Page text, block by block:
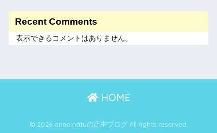
Recent Comments
表示できるコメントはありません。
HOME
© 2026 anne natuの店主ブログ All rights reserved.